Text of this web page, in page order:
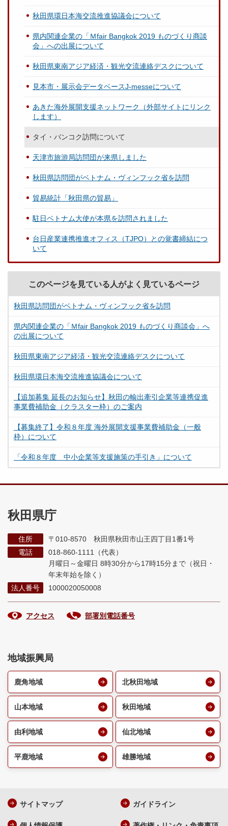
秋田県環日本海交流推進協議会について
県内関連企業の「Ｍfair Bangkok 2019 ものづくり商談
会」への出展について
秋田県東南アジア経済・観光交流連絡デスクについて
見本市・展示会データベースJ-messeについて
あきた海外展開支援ネットワーク（外部サイトにリンク
します）
タイ・バンコク訪問について
天津市旅游局訪問団が来県しました
秋田県訪問団がベトナム・ヴィンフック省を訪問
貿易統計「秋田県の貿易」
駐日ベトナム大使が本県を訪問されました
台日産業連携推進オフィス（TJPO）との覚書締結につ
いて
このページを見ている人がよく見ているページ
秋田県訪問団がベトナム・ヴィンフック省を訪問
県内関連企業の「Ｍfair Bangkok 2019 ものづくり商談会」へ
の出展について
秋田県東南アジア経済・観光交流連絡デスクについて
秋田県環日本海交流推進協議会について
【追加募集 延長のお知らせ】秋田の輸出牽引企業等連携促進
事業費補助金（クラスター枠）のご案内
【募集終了】令和８年度 海外展開支援事業費補助金（一般
枠）について
「令和８年度 中小企業等支援施策の手引き」について
秋田県庁
住所
〒010-8570 秋田県秋田市山王四丁目1番1号
電話
018-860-1111（代表）
月曜日～金曜日 8時30分から17時15分まで （祝日・
年末年始を除く）
法人番号
1000020050008
アクセス 部署別電話番号
地域振興局
鹿角地域 北秋田地域
山本地域 秋田地域
由利地域 仙北地域
平鹿地域 雄勝地域
サイトマップ ガイドライン